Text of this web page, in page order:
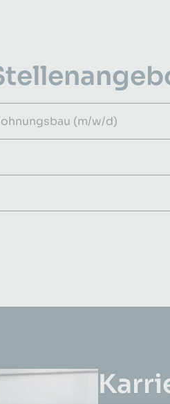
(m/w/d)